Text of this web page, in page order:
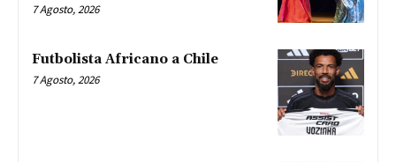
7 Agosto, 2026
Futbolista Africano a Chile
7 Agosto, 2026